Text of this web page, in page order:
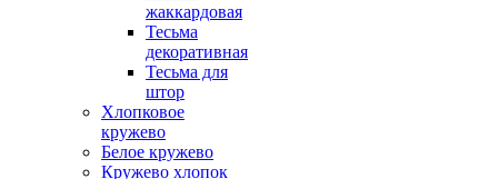
жаккардовая
Тесьма
декоративная
Тесьма для
штор
Хлопковое
кружево
Белое кружево
Кружево хлопок